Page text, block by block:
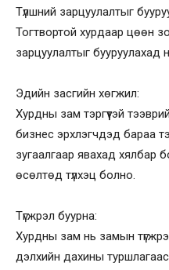
Түлшний зарцуулалтыг
Тогтвортой хурдаар цөөн
зарцуулалтыг бууруулахад
Эдийн засгийн хөгжил:
Хурдны зам тэргүүтэй
бизнес эрхлэгчдэд бараа
зугаалгаар явахад хялбар
өсөлтөд түлхэц болно.
Түгжрэл буурна:
Хурдны зам нь замын
дэлхийн дахины